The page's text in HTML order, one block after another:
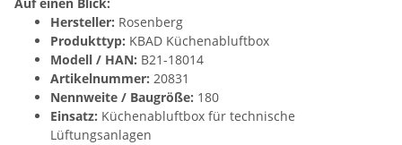
Hersteller: Rosenberg
Produkttyp: KBAD Küchenabluftbox
Modell / HAN: B21-18014
Artikelnummer: 20831
Nennweite / Baugröße: 180
Einsatz: Küchenabluftbox für technische
Lüftungsanlagen